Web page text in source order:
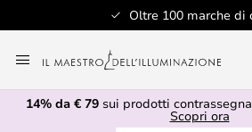
Oltre 100 marche di
al
contenuto
14% da € 79 sui prodotti
Scopri ora